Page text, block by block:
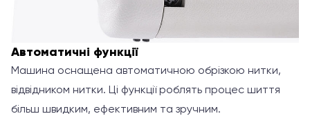
Автоматичні функції
Машина оснащена автоматичною обрізкою нитки,
відвідником нитки. Ці функції роблять процес шиття
більш швидким, ефективним та зручним.